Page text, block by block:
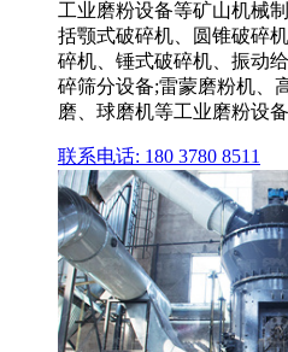
工业磨粉设备等矿山机械
括颚式破碎机、圆锥破碎
碎机、锤式破碎机、振动
碎筛分设备;雷蒙磨粉机、
磨、球磨机等工业磨粉设备
联系电话: 180 3780 8511